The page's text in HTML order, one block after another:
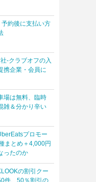
約後に支払い方
-クラブオフの入
携企業・会員に
場は無料、臨時
雑＆分かり辛い
プロモー
まとめ＋4,000円
ったのか
の割引クー
件、50％割引の